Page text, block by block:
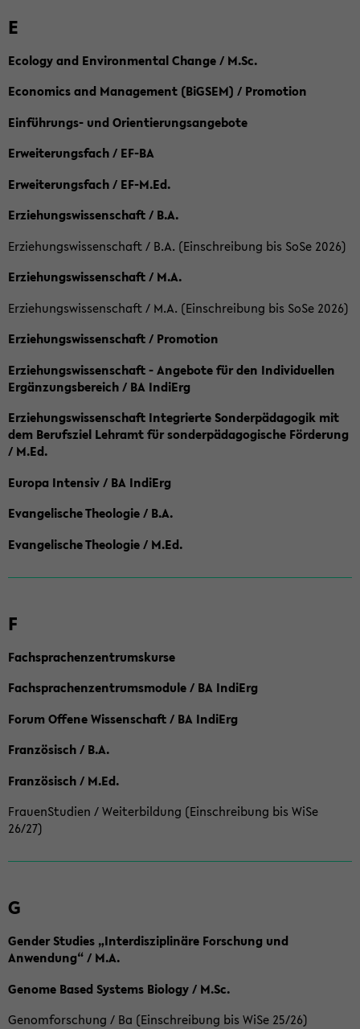
E
Ecology and Environmental Change / M.Sc.
Economics and Management (BiGSEM) / Promotion
Einführungs- und Orientierungsangebote
Erweiterungsfach / EF-BA
Erweiterungsfach / EF-M.Ed.
Erziehungswissenschaft / B.A.
Erziehungswissenschaft / B.A. (Einschreibung bis SoSe 2026)
Erziehungswissenschaft / M.A.
Erziehungswissenschaft / M.A. (Einschreibung bis SoSe 2026)
Erziehungswissenschaft / Promotion
Erziehungswissenschaft - Angebote für den Individuellen
Ergänzungsbereich / BA IndiErg
Erziehungswissenschaft Integrierte Sonderpädagogik mit
dem Berufsziel Lehramt für sonderpädagogische Förderung
/ M.Ed.
Europa Intensiv / BA IndiErg
Evangelische Theologie / B.A.
Evangelische Theologie / M.Ed.
F
Fachsprachenzentrumskurse
Fachsprachenzentrumsmodule / BA IndiErg
Forum Offene Wissenschaft / BA IndiErg
Französisch / B.A.
Französisch / M.Ed.
FrauenStudien / Weiterbildung (Einschreibung bis WiSe
26/27)
G
Gender Studies „Interdisziplinäre Forschung und
Anwendung“ / M.A.
Genome Based Systems Biology / M.Sc.
Genomforschung / Ba (Einschreibung bis WiSe 25/26)